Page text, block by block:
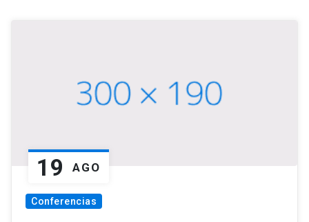
19 AGO
Conferencias